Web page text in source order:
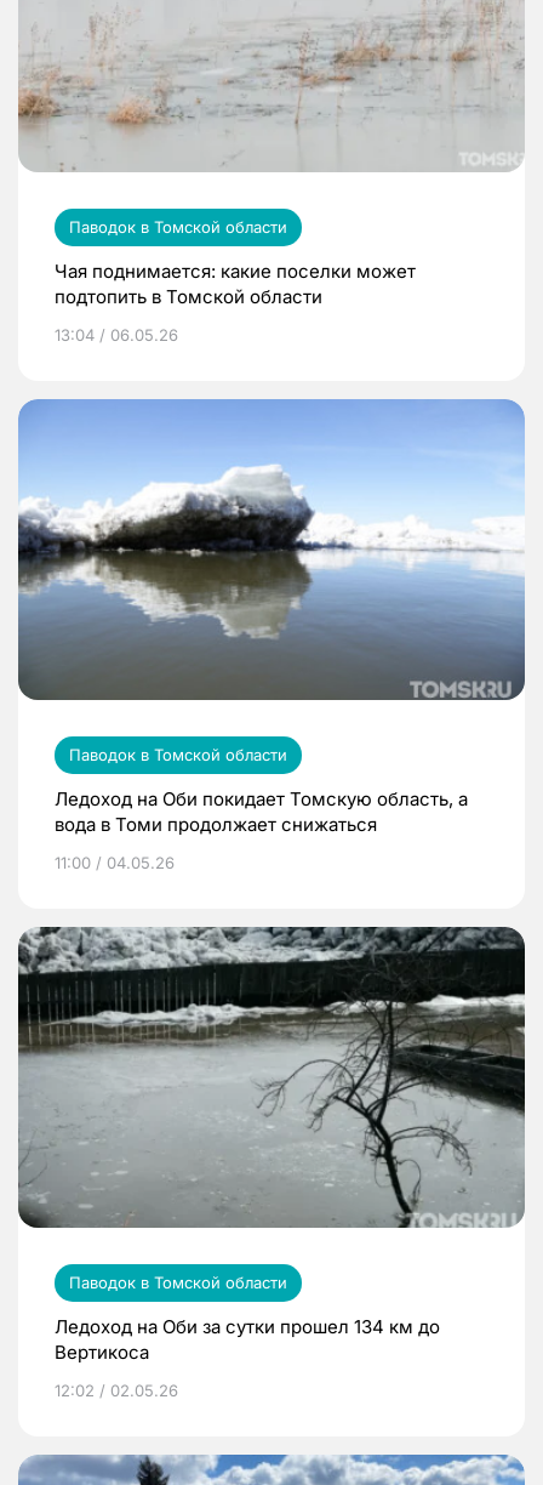
Паводок в Томской области
Чая поднимается: какие поселки может
подтопить в Томской области
13:04 / 06.05.26
Паводок в Томской области
Ледоход на Оби покидает Томскую область, а
вода в Томи продолжает снижаться
11:00 / 04.05.26
Паводок в Томской области
Ледоход на Оби за сутки прошел 134 км до
Вертикоса
12:02 / 02.05.26